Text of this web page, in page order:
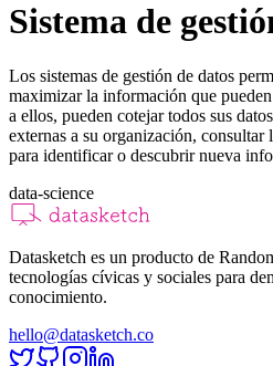
Sistema de
Los sistemas de gestión de datos
maximizar la información que
a ellos, pueden cotejar todos sus
externas a su organización, consultar
para identificar o descubrir nueva
data-science
Datasketch es un producto de
tecnologías cívicas y sociales para
conocimiento.
hello@datasketch.co